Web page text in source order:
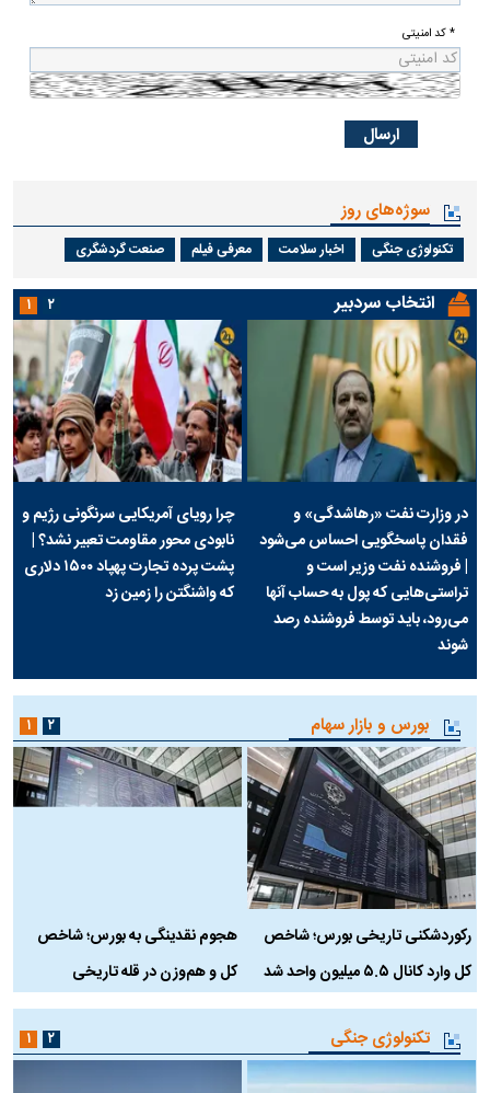
* کد امنیتی
سوژه‌های روز
تکنولوژی جنگی اخبار سلامت معرفی فیلم صنعت گردشگری
انتخاب سردبیر
در وزارت نفت «رهاشدگی» و
فقدان پاسخگویی احساس می‌شود
| فروشنده نفت وزیر است و
تراستی‌هایی که پول به حساب آنها
می‌رود، باید توسط فروشنده رصد
شوند
چرا رویای آمریکایی سرنگونی رژیم و
نابودی محور مقاومت تعبیر نشد؟ |
پشت پرده تجارت پهپاد‌ ۱۵۰۰ دلاری
که واشنگتن را زمین زد
۱ ۲
بورس و بازار سهام
رکوردشکنی تاریخی بورس؛ شاخص
کل وارد کانال ۵.۵ میلیون واحد شد
هجوم نقدینگی به بورس؛ شاخص
کل و هم‌وزن در قله تاریخی
۱ ۲
تکنولوژی جنگی ۱ ۲